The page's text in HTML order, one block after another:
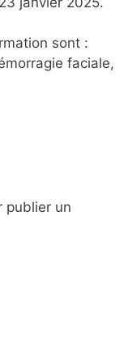
sont :
faciale,
publier un